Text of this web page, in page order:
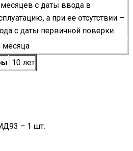
с даты ввода в
а при ее отсутствии –
с даты первичной поверки
месяца
10 лет
– 1 шт.